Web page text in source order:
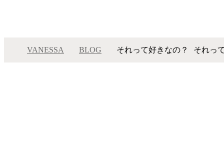
VANESSA BLOG それって好きなの？ それっ